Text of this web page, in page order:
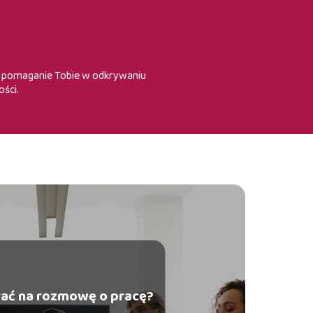
Tobie w odkrywaniu
na rozmowę o pracę?